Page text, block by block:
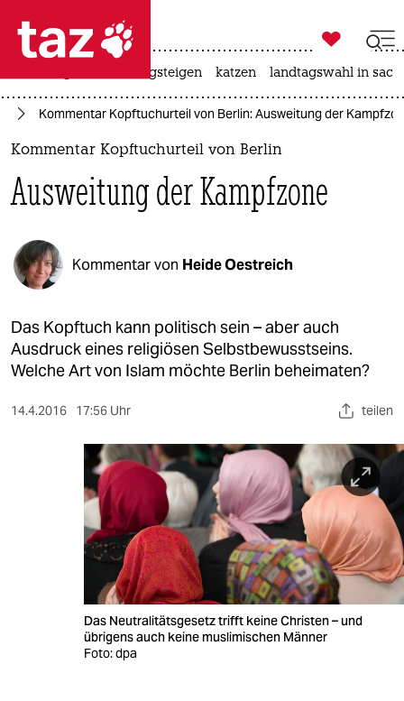
 taz zahl ich
taz zahl ich
politik
öko
gesellschaft
kultur
sport
berlin
wahrheit
veranstaltungen

taz zahl ich
bergsteigen katzen landtagswahl in
Kommentar Kopftuchurteil von Berlin: Ausweitung der
Kommentar Kopftuchurteil von Berlin
Ausweitung der Kampfzone
Kommentar von Heide Oestreich
Das Kopftuch kann politisch sein – aber auch
Ausdruck eines religiösen Selbstbewusstseins.
Welche Art von Islam möchte Berlin beheimaten?
14.4.2016 17:56 Uhr teilen
Das Neutralitätsgesetz trifft keine Christen – und
übrigens auch keine muslimischen Männer
Foto: dpa